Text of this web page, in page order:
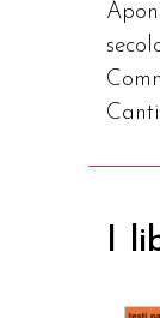
I